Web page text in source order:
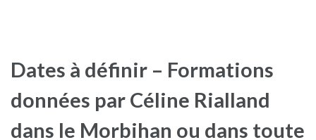
Dates à définir – Formations
données par Céline Rialland
dans le Morbihan ou dans toute